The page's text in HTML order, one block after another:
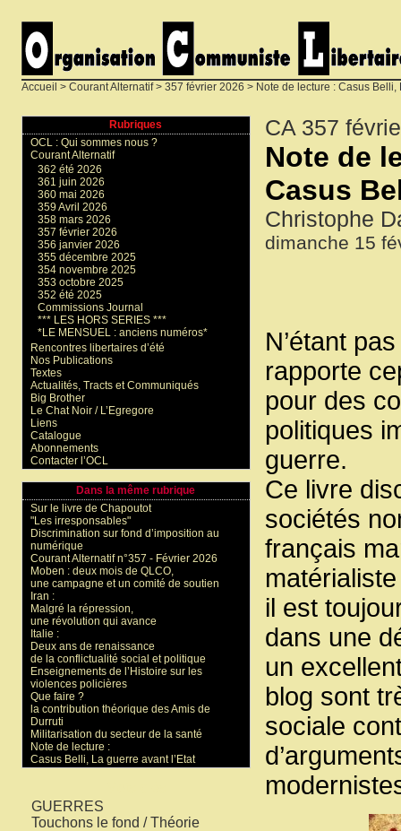
Accueil > Courant Alternatif> 357 février 2026 > Note de lecture : Casus Belli,
CA 357
Note de
Casus
Christophe
dimanche 15
N’étant
rapporte
pour des
politiques
guerre.
Ce livre
sociétés
français
il est
dans une
un
blog sont
sociale
Rubriques
OCL : Qui sommes nous ?
Courant Alternatif
362 été 2026
361 juin 2026
360 mai 2026
359 Avril 2026
358 mars 2026
357 février 2026
356 janvier 2026
355 décembre 2025
354 novembre 2025
353 octobre 2025
352 été 2025
Commissions Journal
*** LES HORS SERIES ***
*LE MENSUEL : anciens numéros*
Rencontres libertaires d’été
Nos Publications
Textes
Actualités, Tracts et Communiqués
Big Brother
Le Chat Noir / L’Egregore
Liens
Catalogue
Abonnements
Contacter l’OCL
Dans la même rubrique
Sur le livre de Chapoutot
"Les irresponsables"
Discrimination sur fond d’imposition au
numérique
Courant Alternatif n°357 - Février 2026
Moben : deux mois de QLCO,
une campagne et un comité de soutien
Iran :
Malgré la répression,
une révolution qui avance
Italie :
Deux ans de renaissance
de la conflictualité social et politique
Enseignements de l’Histoire sur les
violences policières
Que faire ?
la contribution théorique des Amis de
Durruti
Militarisation du secteur de la santé
Note de lecture :
Casus Belli, La guerre avant l’Etat
GUERRES
Touchons le fond / Théorie